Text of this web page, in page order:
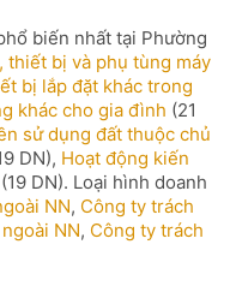
biến nhất tại Phường
thiết bị và phụ tùng máy
bị lắp đặt khác trong
khác cho gia đình (21
sử dụng đất thuộc chủ
DN), Hoạt động kiến
(19 DN). Loại hình doanh
NN, Công ty trách
NN, Công ty trách